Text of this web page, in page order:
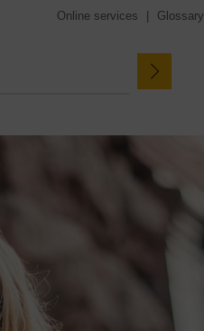
Online services Glossary